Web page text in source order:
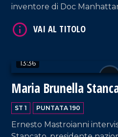
inventore di Doc
13:36
Maria Brunella
ST 1 PUNTATA 190
Ernesto Mastroianni
VAI AL TITOLO